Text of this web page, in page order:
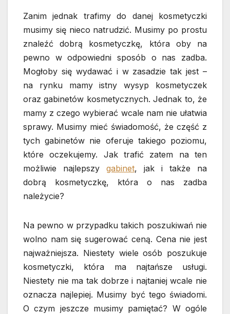
Zanim jednak trafimy do danej kosmetyczki
musimy się nieco natrudzić. Musimy po prostu
znaleźć dobrą kosmetyczkę, która oby na
pewno w odpowiedni sposób o nas zadba.
Mogłoby się wydawać i w zasadzie tak jest –
na rynku mamy istny wysyp kosmetyczek
oraz gabinetów kosmetycznych. Jednak to, że
mamy z czego wybierać wcale nam nie ułatwia
sprawy. Musimy mieć świadomość, że część z
tych gabinetów nie oferuje takiego poziomu,
które oczekujemy. Jak trafić zatem na ten
możliwie najlepszy gabinet, jak i także na
dobrą kosmetyczkę, która o nas zadba
należycie?
Na pewno w przypadku takich poszukiwań nie
wolno nam się sugerować ceną. Cena nie jest
najważniejsza. Niestety wiele osób poszukuje
kosmetyczki, która ma najtańsze usługi.
Niestety nie ma tak dobrze i najtaniej wcale nie
oznacza najlepiej. Musimy być tego świadomi.
O czym jeszcze musimy pamiętać? W ogóle